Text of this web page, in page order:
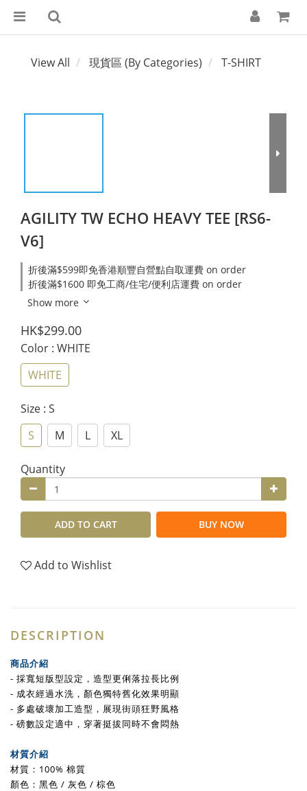
View All 現貨區 (By Categories) T-SHIRT
AGILITY TW ECHO HEAVY TEE [RS6-
V6]
折後滿$599即免香港順豐自營點自取運費 on order
折後滿$1600 即免工商/住宅/便利店運費 on order
Show more
HK$299.00
Color : WHITE
WHITE
Size : S
S
M L XL
Quantity
ADD TO CART BUY NOW
Add to Wishlist
DESCRIPTION
商品介紹
- 採寬短版型設定，造型更俐落拉長比例
- 成衣經過水洗，顏色獨特舊化效果明顯
- 多處破壞加工造型，展現街頭狂野風格
- 磅數設定適中，穿著挺拔同時不會悶熱
材質介紹
材質：100% 棉質
顏色：黑色 / 灰色 / 棕色